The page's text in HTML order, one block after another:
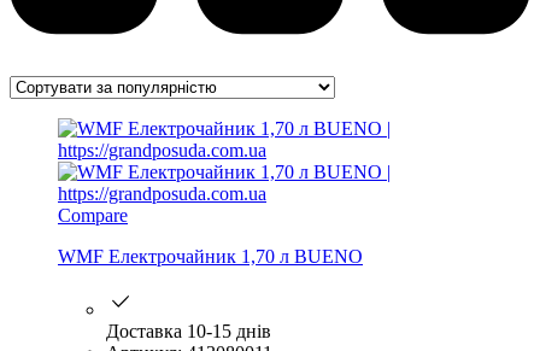
Compare
WMF Електрочайник 1,70 л BUENO
Доставка 10-15 днів